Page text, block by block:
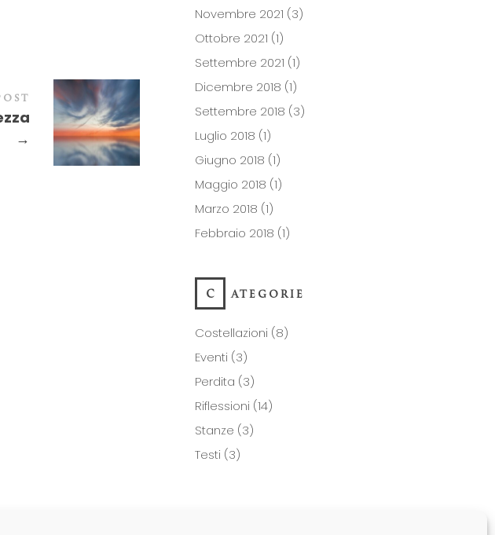
→
Novembre 2021 (3)
Ottobre 2021 (1)
Settembre 2021 (1)
Dicembre 2018 (1)
Settembre 2018 (3)
Luglio 2018 (1)
Giugno 2018 (1)
Maggio 2018 (1)
Marzo 2018 (1)
Febbraio 2018 (1)
CATEGORIE
Costellazioni (8)
Eventi (3)
Perdita (3)
Riflessioni (14)
Stanze (3)
Testi (3)